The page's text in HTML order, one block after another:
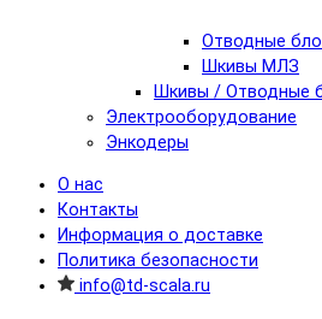
Отводные
Шкивы МЛЗ
Шкивы / Отводные
Электрооборудование
Энкодеры
О нас
Контакты
Информация о доставке
Политика безопасности
info@td-scala.ru